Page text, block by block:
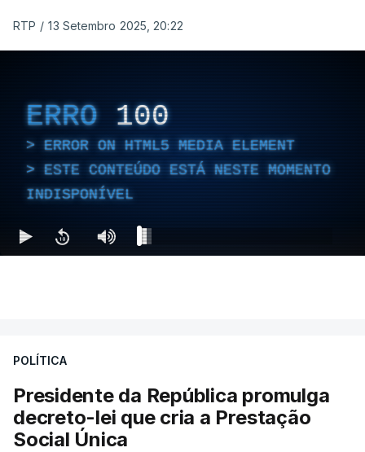
RTP / 13 Setembro 2025, 20:22
ERRO 100
ERROR ON HTML5 MEDIA ELEMENT
ESTE CONTEÚDO ESTÁ NESTE MOMENTO
INDISPONÍVEL
POLÍTICA
Presidente da República promulga
decreto-lei que cria a Prestação
Social Única